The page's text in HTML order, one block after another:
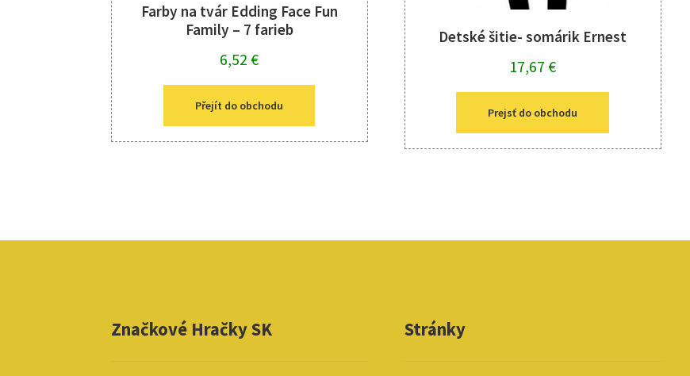
Farby na tvár Edding Face Fun
Family – 7 farieb
6,52€
Přejít do obchodu
Detské šitie- somárik Ernest
17,67€
Prejsť do obchodu
Značkové Hračky SK Stránky